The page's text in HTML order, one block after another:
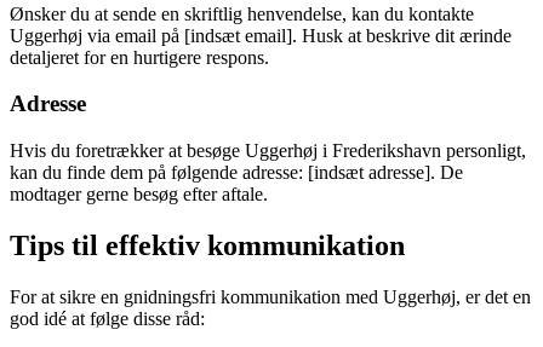
Ønsker du at sende en skriftlig henvendelse, kan du kontakte
Uggerhøj via email på [indsæt email]. Husk at beskrive dit ærinde
detaljeret for en hurtigere respons.
Adresse
Hvis du foretrækker at besøge Uggerhøj i Frederikshavn personligt,
kan du finde dem på følgende adresse: [indsæt adresse]. De
modtager gerne besøg efter aftale.
Tips til effektiv kommunikation
For at sikre en gnidningsfri kommunikation med Uggerhøj, er det en
god idé at følge disse råd: